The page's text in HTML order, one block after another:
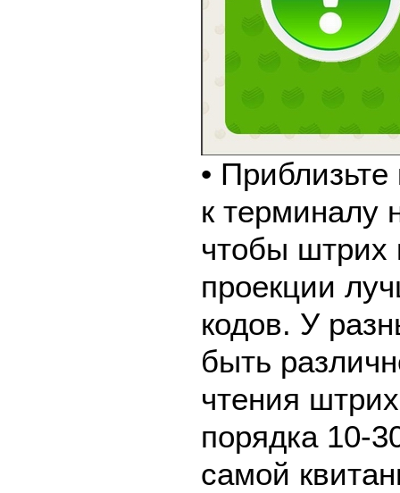
•
к терминалу
чтобы штрих
проекции
кодов. У
быть
чтения
порядка 10-
самой